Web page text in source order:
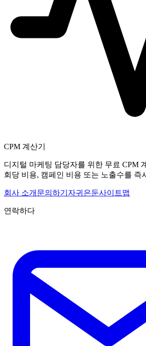
CPM 계산기
디지털 마케팅 담당자를 위한 무료 CPM
회당 비용, 캠페인 비용 또는 노출수를 즉
회사 소개 문의하기 자귀 은둔사이트맵
연락하다